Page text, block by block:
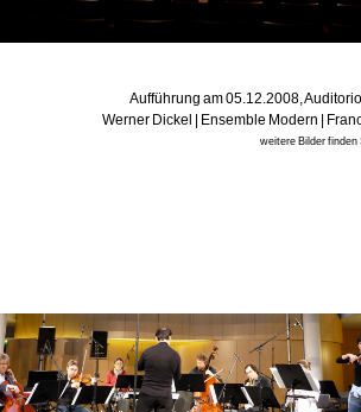
Aufführung am 05.12.2008,
Werner Dickel | Ensemble Modern |
weitere Bilder finden